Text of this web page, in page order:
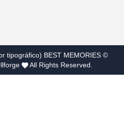
tipográfico) BEST MEMORIES©
All Rights Reserved.